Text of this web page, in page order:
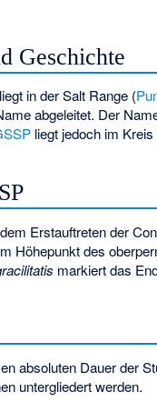
Geschichte
liegt in der Salt Range (
abgeleitet. Der
liegt jedoch im Kreis
Erstauftreten der
Höhepunkt des
markiert das
absoluten Dauer der
untergliedert werden.